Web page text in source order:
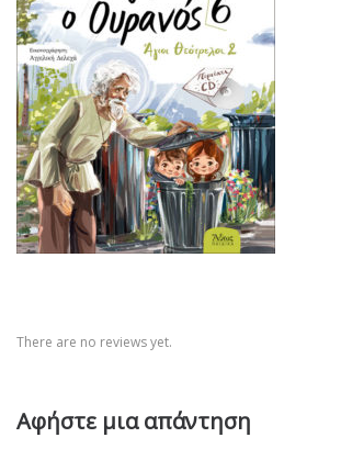
There are no reviews yet.
Αφήστε μια απάντηση